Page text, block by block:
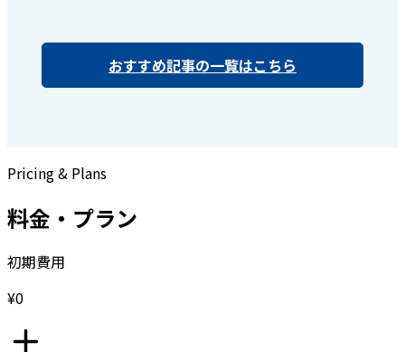
おすすめ記事の一覧はこちら
Pricing & Plans
料金・プラン
初期費用
¥0